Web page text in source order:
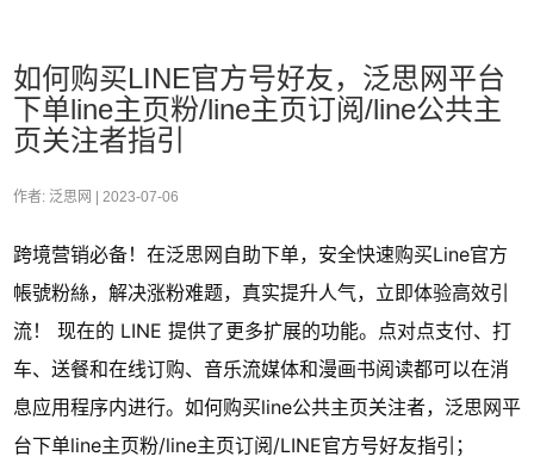
如何购买LINE官方号好友，泛思网平台
下单line主页粉/line主页订阅/line公共主
页关注者指引
作者: 泛思网 | 2023-07-06
跨境营销必备！在泛思网自助下单，安全快速购买Line官方
帳號粉絲，解决涨粉难题，真实提升人气，立即体验高效引
流！ 现在的 LINE 提供了更多扩展的功能。点对点支付、打
车、送餐和在线订购、音乐流媒体和漫画书阅读都可以在消
息应用程序内进行。如何购买line公共主页关注者，泛思网平
台下单line主页粉/line主页订阅/LINE官方号好友指引；